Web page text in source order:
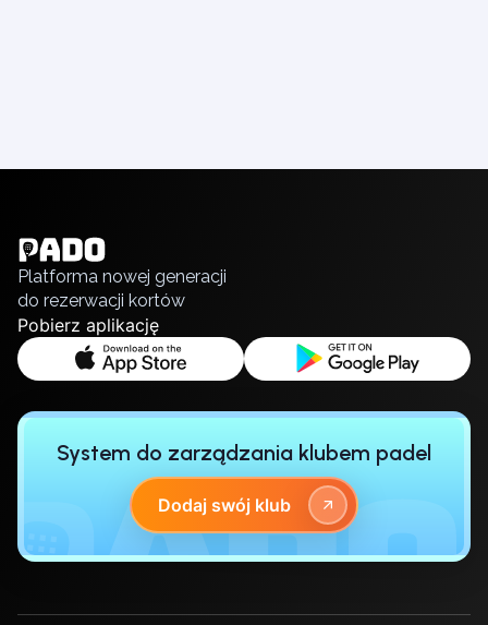
Polski
Русский
Platforma nowej generacji
do rezerwacji kortów
Pobierz aplikację
System do zarządzania klubem padel
Dodaj swój klub